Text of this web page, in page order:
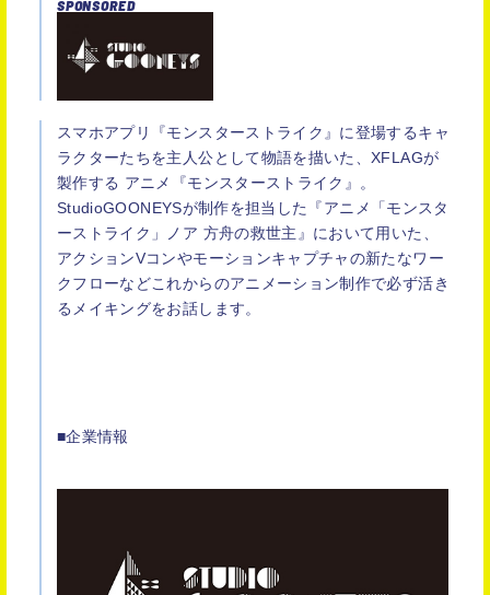
SPONSORED
スマホアプリ『モンスターストライク』に登場するキャ
ラクターたちを主人公として物語を描いた、XFLAGが
製作する アニメ『モンスターストライク』。
StudioGOONEYSが制作を担当した『アニメ「モンスタ
ーストライク」ノア 方舟の救世主』において用いた、
アクションVコンやモーションキャプチャの新たなワー
クフローなどこれからのアニメーション制作で必ず活き
るメイキングをお話します。
■企業情報